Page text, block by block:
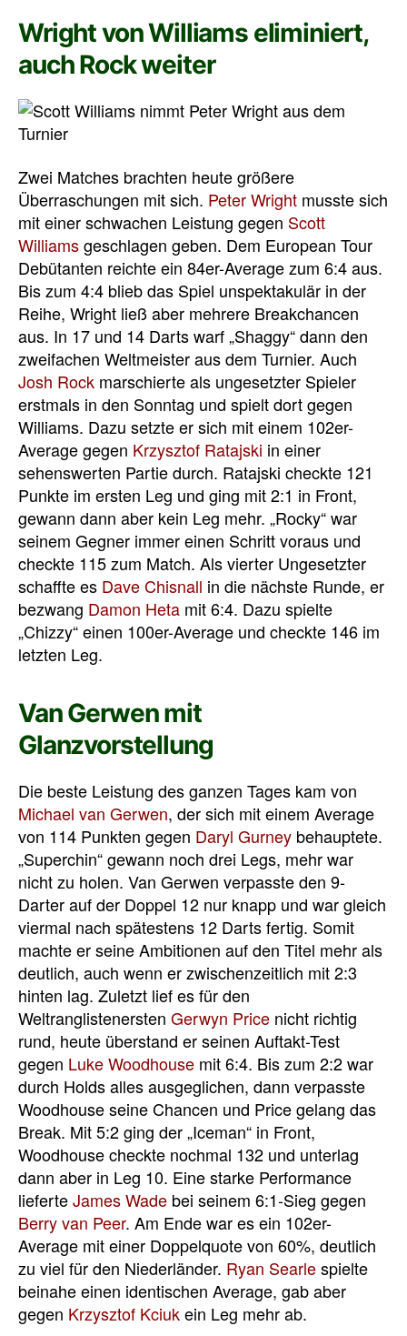
Wright von Williams eliminiert,
auch Rock weiter
Zwei Matches brachten heute größere
Überraschungen mit sich. Peter Wright musste sich
mit einer schwachen Leistung gegen Scott
Williamsgeschlagen geben. Dem European Tour
Debütanten reichte ein 84er-Average zum 6:4 aus.
Bis zum 4:4 blieb das Spiel unspektakulär in der
Reihe, Wright ließ aber mehrere Breakchancen
aus. In 17 und 14 Darts warf „Shaggy“ dann den
zweifachen Weltmeister aus dem Turnier. Auch
Josh Rock marschierte als ungesetzter Spieler
erstmals in den Sonntag und spielt dort gegen
Williams. Dazu setzte er sich mit einem 102er-
Average gegen Krzysztof Ratajski in einer
sehenswerten Partie durch. Ratajski checkte 121
Punkte im ersten Leg und ging mit 2:1 in Front,
gewann dann aber kein Leg mehr. „Rocky“ war
seinem Gegner immer einen Schritt voraus und
checkte 115 zum Match. Als vierter Ungesetzter
schaffte es Dave Chisnall in die nächste Runde, er
bezwang Damon Heta mit 6:4. Dazu spielte
„Chizzy“ einen 100er-Average und checkte 146 im
letzten Leg.
Van Gerwen mit
Glanzvorstellung
Die beste Leistung des ganzen Tages kam von
Michael van Gerwen, der sich mit einem Average
von 114 Punkten gegen Daryl Gurney behauptete.
„Superchin“ gewann noch drei Legs, mehr war
nicht zu holen. Van Gerwen verpasste den 9-
Darter auf der Doppel 12 nur knapp und war gleich
viermal nach spätestens 12 Darts fertig. Somit
machte er seine Ambitionen auf den Titel mehr als
deutlich, auch wenn er zwischenzeitlich mit 2:3
hinten lag. Zuletzt lief es für den
Weltranglistenersten Gerwyn Price nicht richtig
rund, heute überstand er seinen Auftakt-Test
gegen Luke Woodhouse mit 6:4. Bis zum 2:2 war
durch Holds alles ausgeglichen, dann verpasste
Woodhouse seine Chancen und Price gelang das
Break. Mit 5:2 ging der „Iceman“ in Front,
Woodhouse checkte nochmal 132 und unterlag
dann aber in Leg 10. Eine starke Performance
lieferteJames Wade bei seinem 6:1-Sieg gegen
Berry van Peer. Am Ende war es ein 102er-
Average mit einer Doppelquote von 60%, deutlich
zu viel für den Niederländer. Ryan Searlespielte
beinahe einen identischen Average, gab aber
gegen Krzysztof Kciukein Leg mehr ab.